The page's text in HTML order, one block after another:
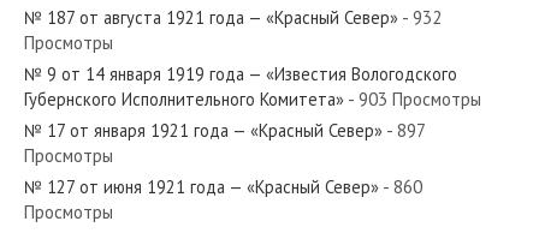
№ 58 от марта 1962 года — «Красный Север»
№ 206 от октября 1956 года — «Красный Север»
№ 187 от августа 1921 года — «Красный Север» - 932
Просмотры
№ 9 от 14 января 1919 года — «Известия Вологодского
Губернского Исполнительного Комитета» - 903 Просмотры
№ 17 от января 1921 года — «Красный Север» - 897
Просмотры
№ 127 от июня 1921 года — «Красный Север» - 860
Просмотры